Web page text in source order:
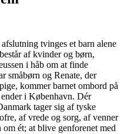
tvinges et barn alene
af kvinder og børn,
i håb om at finde
småbørn og Renate, der
kommer barnet ombord på
i København. Dér
tager sig af tyske
af vrede og sorg, af venner
ét; at blive genforenet med